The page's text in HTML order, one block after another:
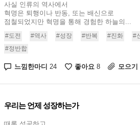
사실 인류의 역사에서
혁명은 퇴행이나 반동, 또는 배신으로
점철되었지만 혁명을 통해 경험한 하늘의...
#도전 #역사 #성장 #반복 #진화 #
#정반합
느낌한마디 24 좋아요 8 모으기
우리는 언제 성장하는가